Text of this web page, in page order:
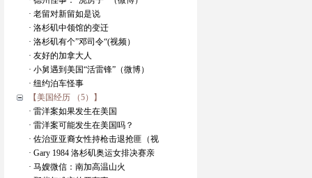
· 老留对新留如是说
· 洛杉矶中领馆的变迁
· 洛杉矶有个”邓司令“(视频）
· 友好的加拿大人
· 小舅遇到美国“活雷锋”（微博）
· 纽约泊车怪事
【美国经历 （5）】
· 雷洋案如果发生在美国
· 雷洋案可能发生在美国吗？
· 佐治亚亚裔女性持枪击退抢匪（视
· Gary 1984 洛杉矶奥运女排决赛亲
· 马嫂微信：南加高温山火